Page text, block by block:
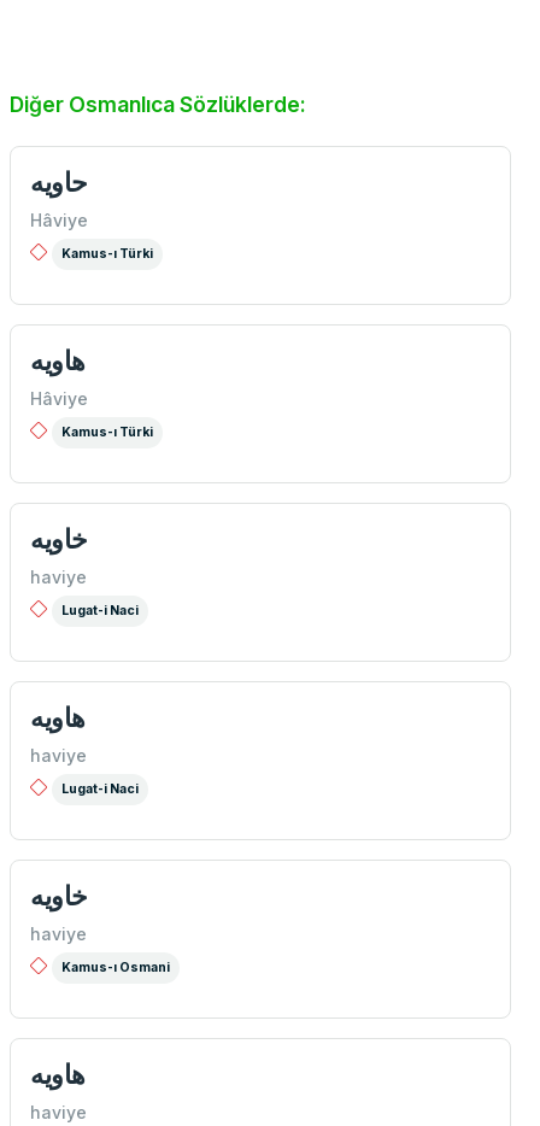
Diğer Osmanlıca Sözlüklerde:
حاويه
Hâviye
Kamus-ı Türki
هاويه
Hâviye
Kamus-ı Türki
خاويه
haviye
Lugat-i Naci
هاويه
haviye
Lugat-i Naci
خاويه
haviye
Kamus-ı Osmani
هاويه
haviye